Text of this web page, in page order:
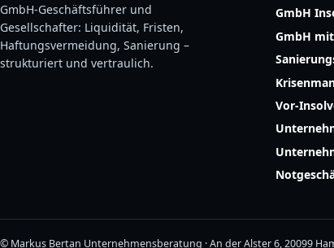
GmbH-Geschäftsführer und
Gesellschafter: Liquidität, Fristen,
Haftungsvermeidung, Sanierung –
strukturiert und vertraulich.
GmbH
GmbH
Vor-
© Markus Bertan Unternehmensberatung · An der Alster 6, 20099